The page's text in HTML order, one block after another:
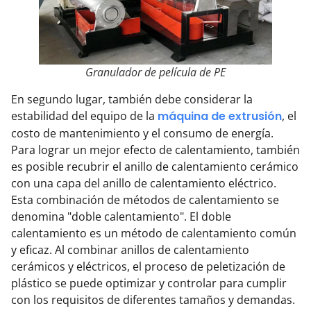
Granulador de película de PE
En segundo lugar, también debe considerar la
estabilidad del equipo de la máquina de extrusión, el
costo de mantenimiento y el consumo de energía.
Para lograr un mejor efecto de calentamiento, también
es posible recubrir el anillo de calentamiento cerámico
con una capa del anillo de calentamiento eléctrico.
Esta combinación de métodos de calentamiento se
denomina "doble calentamiento". El doble
calentamiento es un método de calentamiento común
y eficaz. Al combinar anillos de calentamiento
cerámicos y eléctricos, el proceso de peletización de
plástico se puede optimizar y controlar para cumplir
con los requisitos de diferentes tamaños y demandas.